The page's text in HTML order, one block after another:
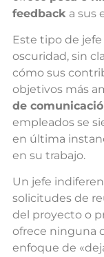
feedback a sus
Este tipo de
oscuridad, sin
cómo sus
objetivos más
de
empleados se
en última
en su trabajo.
Un jefe
solicitudes de
del proyecto o
ofrece ninguna
enfoque de